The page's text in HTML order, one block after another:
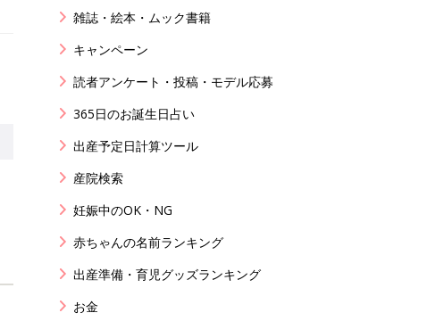
雑誌・絵本・ムック書籍
キャンペーン
読者アンケート・投稿・モデル応募
365日のお誕生日占い
出産予定日計算ツール
産院検索
妊娠中のOK・NG
赤ちゃんの名前ランキング
出産準備・育児グッズランキング
お金